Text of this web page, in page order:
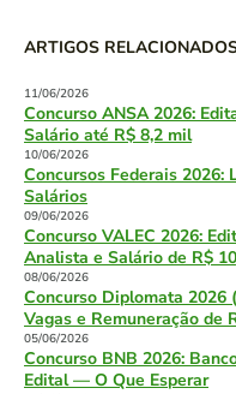
ARTIGOS
11/06/2026
Concurso ANSA 2026:
Salário até R$ 8,2 mil
10/06/2026
Concursos Federais 2026:
Salários
09/06/2026
Concurso VALEC 2026:
Analista e Salário de R$
08/06/2026
Concurso Diplomata 2026
Vagas e Remuneração de
05/06/2026
Concurso BNB 2026:
Edital — O Que Esperar